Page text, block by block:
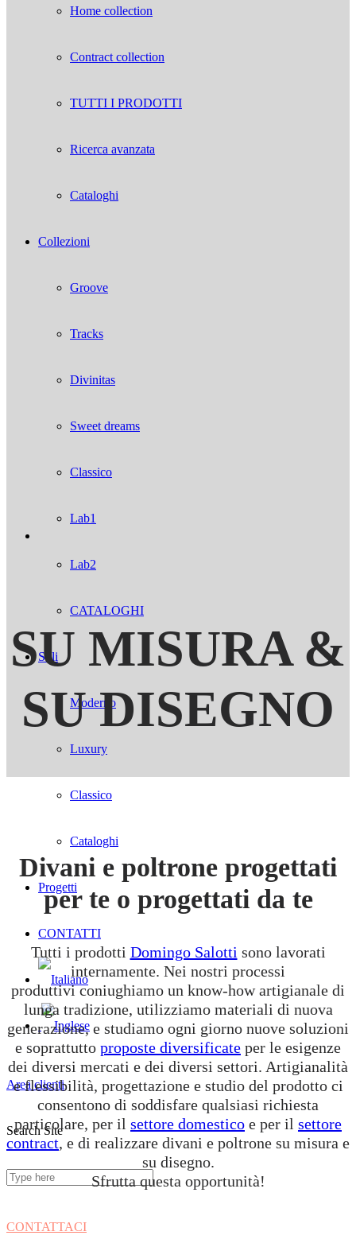
Home collection
Contract collection
TUTTI I PRODOTTI
Ricerca avanzata
Cataloghi
Collezioni
Groove
Tracks
Divinitas
Sweet dreams
Classico
Lab1
Lab2
CATALOGHI
Stili
Moderno
Luxury
Classico
Cataloghi
Progetti
CONTATTI
Area clienti
Search Site
SU MISURA &
SU DISEGNO
Divani e poltrone progettati
per te o progettati da te
Tutti i prodotti Domingo Salotti sono lavorati
internamente. Nei nostri processi
produttivi coniughiamo un know-how artigianale di
lunga tradizione, utilizziamo materiali di nuova
generazione, e studiamo ogni giorno nuove soluzioni
e soprattutto proposte diversificate per le esigenze
dei diversi mercati e dei diversi settori. Artigianalità
e flessibilità, progettazione e studio del prodotto ci
consentono di soddisfare qualsiasi richiesta
particolare, per il settore domestico e per il settore
contract, e di realizzare divani e poltrone su misura e
su disegno.
Sfrutta questa opportunità!
CONTATTACI